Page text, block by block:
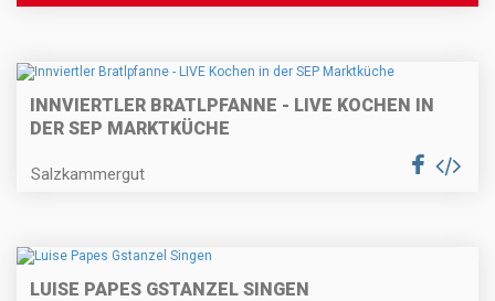
INNVIERTLER BRATLPFANNE - LIVE KOCHEN IN
DER SEP MARKTKÜCHE
Salzkammergut
LUISE PAPES GSTANZEL SINGEN